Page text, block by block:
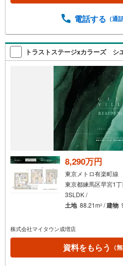
電話する （通
8,290万円
東京メトロ有楽町線
東京都練馬区早宮1丁
3SLDK /
土地 88.21m2 /建物
株式会社マイタウン成増店
資料をもらう （